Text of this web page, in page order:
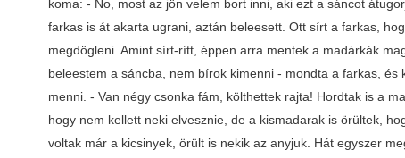
koma: - No, most az jön velem bort inni, aki ezt a sáncot
farkas is át akarta ugrani, aztán beleesett. Ott sírt a farkas,
megdögleni. Amint sírt-rítt, éppen arra mentek a madárkák
beleestem a sáncba, nem bírok kimenni - mondta a farkas,
menni. - Van négy csonka fám, költhettek rajta! Hordtak is a
hogy nem kellett neki elvesznie, de a kismadarak is örültek,
voltak már a kicsinyek, örült is nekik az anyjuk. Hát egyszer